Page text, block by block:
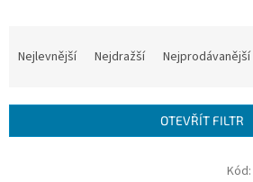
í
Nejlevnější Nejdražší Nejprodávanější
OTEVŘÍT FILTR
Kód: